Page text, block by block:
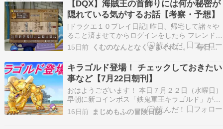
本語のほか中国語のテキストおよび音声にも対応
します…
【DQX】海賊王の首飾りには何か秘密が
隠れている気がするお話【考察・予想】
[ドラクエ１０プレイ日記] 昨日、帰宅して諸々や
ること済ませてからログインをしたら フレンドの
ハイドさんさまから キラゴルドおごりどうすか？
と声を掛けて頂いたので 有り難く参加させて頂き
ました。 いつもありがとうございます！（*´ω｀
*） 今回、構成は 「物理2人、魔戦1人、隠…
15日前 くむのなんとなくきまぐれに。 毎日更新！
キラゴルド登場！ チェックしておきたい
事など【7月22日朝刊】
おはようございます！ 本日７月２２日（水曜日）
早朝に新コインボス「鉄鬼軍王キラゴルド」が登
場しました。 僕もさっそく遊びに行ってきました
ので報告したいと思います。 また、キラゴルド実
16日前 まじめもふの冒険日誌